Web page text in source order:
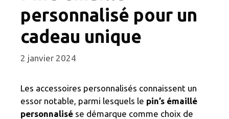
personnalisé pour un
cadeau unique
2 janvier 2024
Les accessoires personnalisés connaissent un
essor notable, parmi lesquels le pin’s émaillé
personnalisé se démarque comme choix de